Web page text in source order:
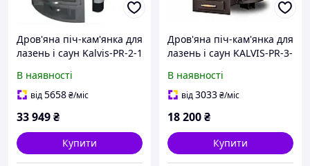
Дров'яна піч-кам'янка для
лазень і саун Kalvis-PR-2-1
В наявності
від5658₴/міс
33 949₴
Купити
Дров'яна піч-кам'янка для
лазень і саун KALVIS-PR-3-
В наявності
від3033₴/міс
18 200₴
Купити